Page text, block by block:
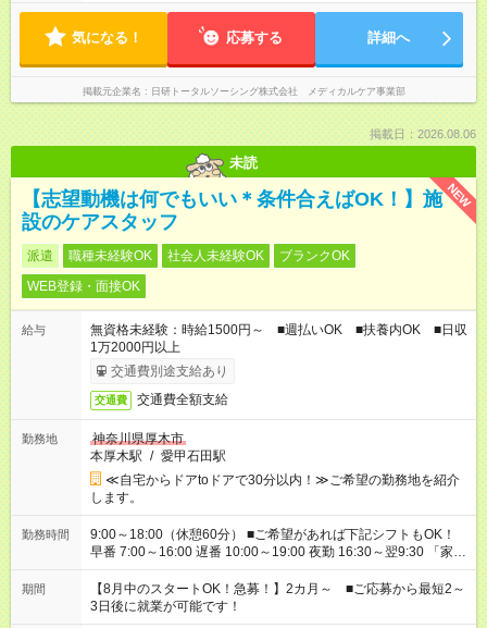
気になる！ 応募する 詳細へ
掲載元企業名 日研トータルソーシング株式会社 メディカルケア事業部
掲載日：2026.08.06
未読
NEW
【志望動機は何でもいい＊条件合えばOK！】施
設のケアスタッフ
派遣 職種未経験OK 社会人未経験OK
ブランクOK
WEB登録・面接OK
給与
無資格未経験：時給1500円～ ■週払いOK ■扶養内OK ■日収
1万2000円以上
交通費別途支給あり
交通費 交通費全額支給
勤務地
神奈川県厚木市
本厚木駅 / 愛甲石田駅
≪自宅からドアtoドアで30分以内！≫ご希望の勤務地を紹介
します。
勤務時間
9:00～18:00（休憩60分） ■ご希望があれば下記シフトもOK！
早番 7:00～16:00 遅番 10:00～19:00 夜勤 16:30～翌9:30 「家族
と休みを合わせたい」 「余裕を持って夕飯の準備がしたい」
「できれば残業はしたくない」 など、ご希望を教えてください
ね。 ※Wワーク希望の方へ 今ご覧のお仕事で希望する勤務時間
と、もう1つのお仕事の勤務時間。 合計で週40時間を超える場
期間
【8月中のスタートOK！急募！】2カ月～ ■ご応募から最短2～
3日後に就業が可能です！